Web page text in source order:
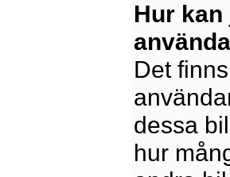
Hur
Det
dessa
hur